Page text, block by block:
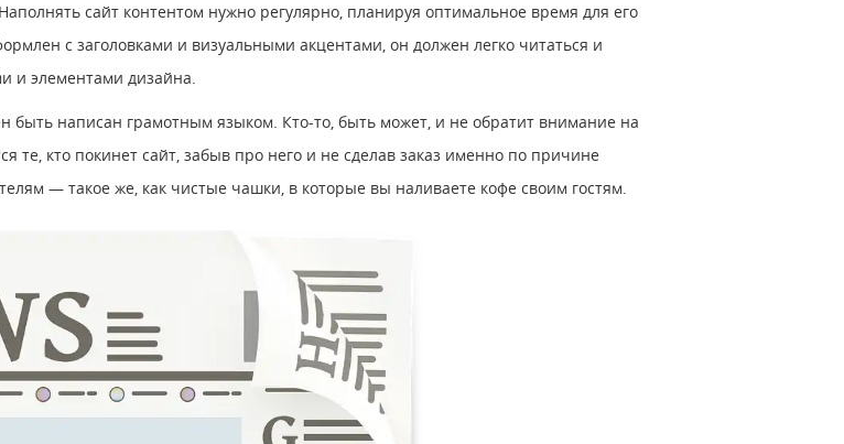
сайт контентом нужно регулярно, планируя оптимальное время для его
с заголовками и визуальными акцентами, он должен легко читаться и
и элементами дизайна.
написан грамотным языком. Кто-то, быть может, и не обратит внимание на
те, кто покинет сайт, забыв про него и не сделав заказ именно по причине
— такое же, как чистые чашки, в которые вы наливаете кофе своим гостям.